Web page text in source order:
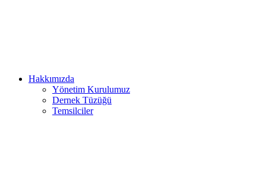
Hakkımızda
Yönetim Kurulumuz
Dernek Tüzüğü
Temsilciler